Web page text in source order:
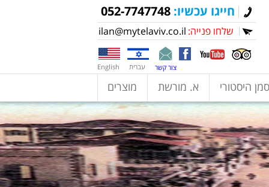
חייגו עכשיו: 052-7747748
שלחו פנייה: ilan@mytelaviv.co.il
English עברית צור קשר
סמן היסטורי א. מורשת מוצרים